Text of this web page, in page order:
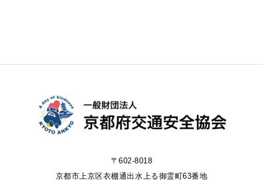
〒602-8018
京都市上京区衣棚通出水上る御霊町63番地